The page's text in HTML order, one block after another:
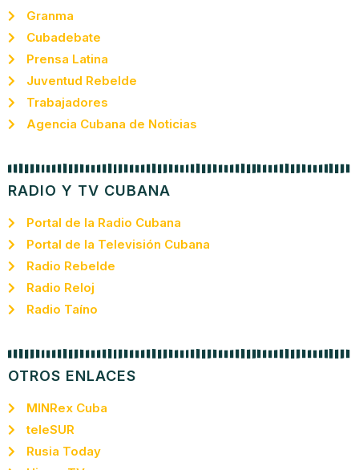
Granma
Cubadebate
Prensa Latina
Juventud Rebelde
Trabajadores
Agencia Cubana de Noticias
RADIO Y TV CUBANA
Portal de la Radio Cubana
Portal de la Televisión Cubana
Radio Rebelde
Radio Reloj
Radio Taíno
OTROS ENLACES
MINRex Cuba
teleSUR
Rusia Today